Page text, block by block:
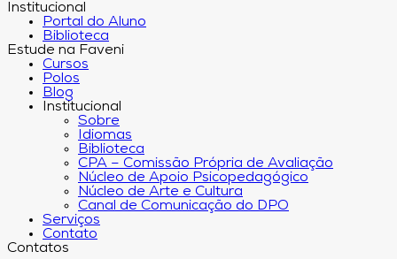
Institucional
Portal do Aluno
Biblioteca
Estude na Faveni
Cursos
Polos
Blog
Institucional
Sobre
Idiomas
Biblioteca
CPA – Comissão Própria de Avaliação
Núcleo de Apoio Psicopedagógico
Núcleo de Arte e Cultura
Canal de Comunicação do DPO
Serviços
Contato
Contatos